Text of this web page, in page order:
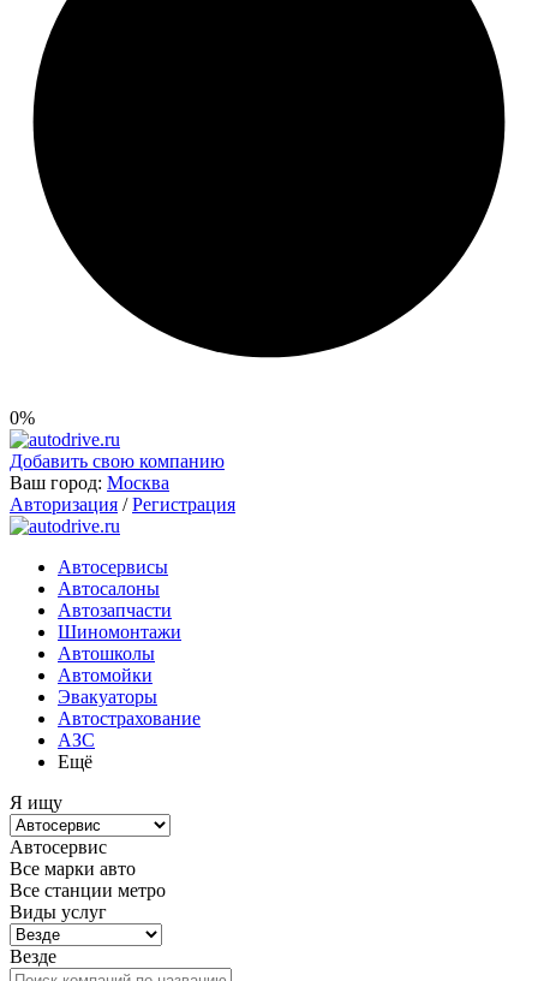
0%
Добавить свою компанию
Ваш город: Москва
Авторизация / Регистрация
Автосервисы
Автосалоны
Автозапчасти
Шиномонтажи
Автошколы
Автомойки
Эвакуаторы
Автострахование
АЗС
Ещё
Я ищу
Автосервис
Все марки авто
Все станции метро
Виды услуг
Везде